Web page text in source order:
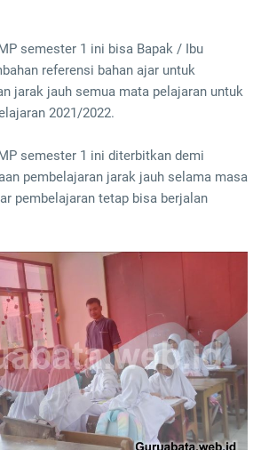
semester 1 ini bisa Bapak / Ibu
referensi bahan ajar untuk
jarak jauh semua mata pelajaran untuk
2021/2022.
semester 1 ini diterbitkan demi
pembelajaran jarak jauh selama masa
pembelajaran tetap bisa berjalan